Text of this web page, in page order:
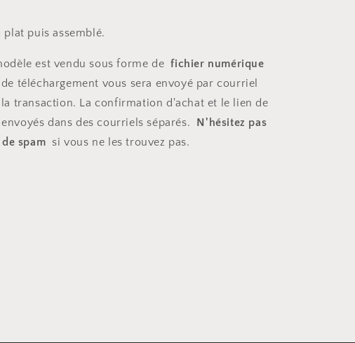
puis assemblé.
est vendu sous forme defichier numérique
téléchargement vous sera envoyé par courriel
transaction. La confirmation d'achat et le lien de
dans des courriels séparés. N'hésitez pas
spam si vous ne les trouvez pas.